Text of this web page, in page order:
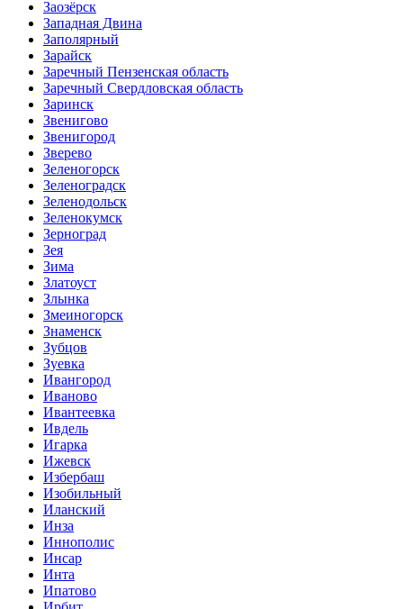
Заозёрск
Западная Двина
Заполярный
Зарайск
Заречный Пензенская область
Заречный Свердловская область
Заринск
Звенигово
Звенигород
Зверево
Зеленогорск
Зеленоградск
Зеленодольск
Зеленокумск
Зерноград
Зея
Зима
Златоуст
Злынка
Змеиногорск
Знаменск
Зубцов
Зуевка
Ивангород
Иваново
Ивантеевка
Ивдель
Игарка
Ижевск
Избербаш
Изобильный
Иланский
Инза
Иннополис
Инсар
Инта
Ипатово